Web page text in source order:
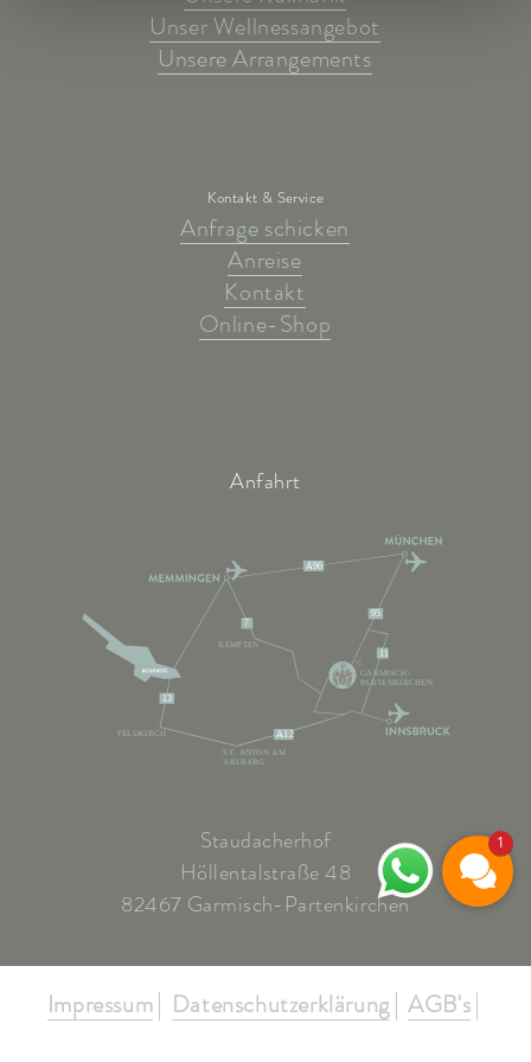
Unser Wellnessangebot
Unsere Arrangements
Kontakt & Service
Anfrage schicken
Anreise
Kontakt
Online-Shop
Anfahrt
A96
95
11
7
A12
13
KEMPTEN
ST. ANTON AM
ARLBERG
FELDKIRCH
GARMISCH-
PARTENKIRCHEN
Staudacherhof
Höllentalstraße 48
82467 Garmisch-Partenkirchen
Impressum Datenschutzerklärung
AGB's
1